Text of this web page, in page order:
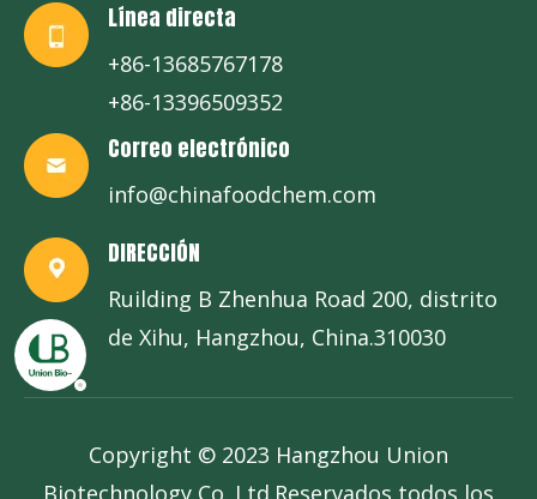
Línea directa
+86-13685767178
+86-13396509352
Correo electrónico
info@chinafoodchem.com
DIRECCIÓN
Ruilding B Zhenhua Road 200, distrito
de Xihu, Hangzhou, China.310030
Copyright © 2023 Hangzhou Union
Biotechnology Co.,Ltd.Reservados todos los